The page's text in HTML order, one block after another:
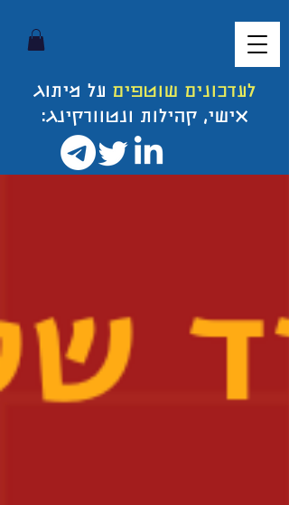
לעדכונים שוטפים על מיתוג
אישי, קהילות ונטוורקינג: